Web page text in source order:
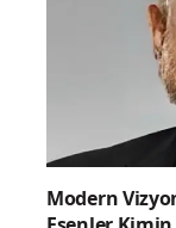
Modern